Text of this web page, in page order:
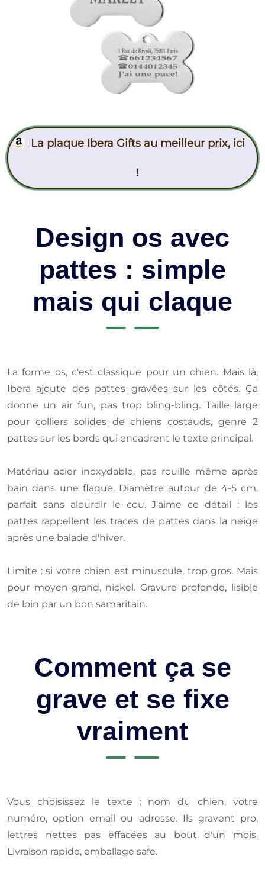
La plaque Ibera Gifts au meilleur prix, ici
!
Design os avec
pattes : simple
mais qui claque
La forme os, c'est classique pour un chien. Mais là,
Ibera ajoute des pattes gravées sur les côtés. Ça
donne un air fun, pas trop bling-bling. Taille large
pour colliers solides de chiens costauds, genre 2
pattes sur les bords qui encadrent le texte principal.
Matériau acier inoxydable, pas rouille même après
bain dans une flaque. Diamètre autour de 4-5 cm,
parfait sans alourdir le cou. J'aime ce détail : les
pattes rappellent les traces de pattes dans la neige
après une balade d'hiver.
Limite : si votre chien est minuscule, trop gros. Mais
pour moyen-grand, nickel. Gravure profonde, lisible
de loin par un bon samaritain.
Comment ça se
grave et se fixe
vraiment
Vous choisissez le texte : nom du chien, votre
numéro, option email ou adresse. Ils gravent pro,
lettres nettes pas effacées au bout d'un mois.
Livraison rapide, emballage safe.